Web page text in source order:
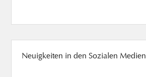
Neuigkeiten in den Sozialen Medien